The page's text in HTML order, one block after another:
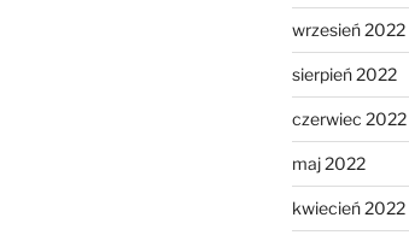
wrzesień 2022
sierpień 2022
czerwiec 2022
maj 2022
kwiecień 2022